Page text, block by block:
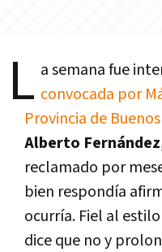
L a semana fue
convocada por
Provincia de
Alberto Fernández
reclamado por
bien respondía
ocurría. Fiel al
dice que no y